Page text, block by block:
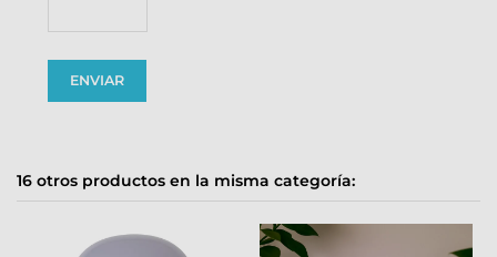
16 otros productos en la misma categoría: